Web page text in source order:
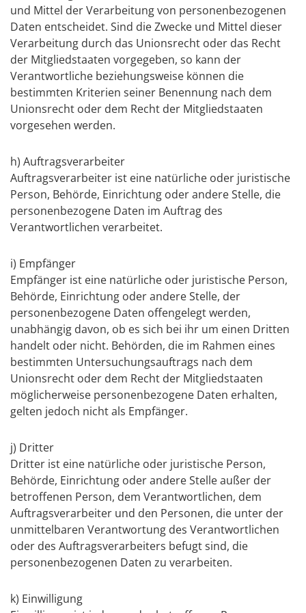
und Mittel der Verarbeitung von personenbezogenen
Daten entscheidet. Sind die Zwecke und Mittel dieser
Verarbeitung durch das Unionsrecht oder das Recht
der Mitgliedstaaten vorgegeben, so kann der
Verantwortliche beziehungsweise können die
bestimmten Kriterien seiner Benennung nach dem
Unionsrecht oder dem Recht der Mitgliedstaaten
vorgesehen werden.
h) Auftragsverarbeiter
Auftragsverarbeiter ist eine natürliche oder juristische
Person, Behörde, Einrichtung oder andere Stelle, die
personenbezogene Daten im Auftrag des
Verantwortlichen verarbeitet.
i) Empfänger
Empfänger ist eine natürliche oder juristische Person,
Behörde, Einrichtung oder andere Stelle, der
personenbezogene Daten offengelegt werden,
unabhängig davon, ob es sich bei ihr um einen Dritten
handelt oder nicht. Behörden, die im Rahmen eines
bestimmten Untersuchungsauftrags nach dem
Unionsrecht oder dem Recht der Mitgliedstaaten
möglicherweise personenbezogene Daten erhalten,
gelten jedoch nicht als Empfänger.
j) Dritter
Dritter ist eine natürliche oder juristische Person,
Behörde, Einrichtung oder andere Stelle außer der
betroffenen Person, dem Verantwortlichen, dem
Auftragsverarbeiter und den Personen, die unter der
unmittelbaren Verantwortung des Verantwortlichen
oder des Auftragsverarbeiters befugt sind, die
personenbezogenen Daten zu verarbeiten.
k) Einwilligung